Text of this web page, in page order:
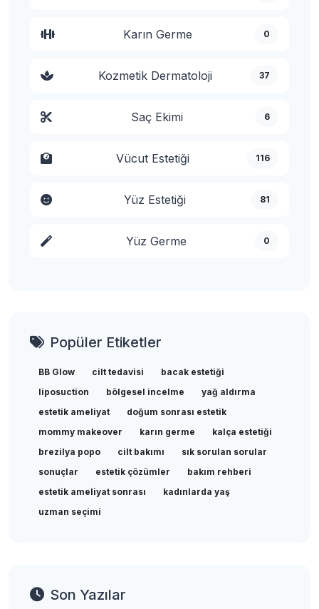
Karın Germe 0
Kozmetik Dermatoloji 37
Saç Ekimi 6
Vücut Estetiği 116
Yüz Estetiği 81
Yüz Germe 0
Popüler Etiketler
BB Glow cilt tedavisi
bacak estetiği
liposuction
bölgesel incelme
yağ aldırma
estetik ameliyat
doğum sonrası estetik
mommy makeover
karın germe
kalça estetiği
brezilya popo
cilt bakımı
sık sorulan sorular
sonuçlar
estetik çözümler
bakım rehberi
estetik ameliyat sonrası
kadınlarda yaş
uzman seçimi
Son Yazılar